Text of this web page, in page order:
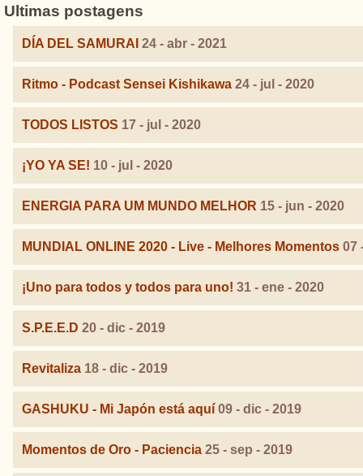
Ultimas postagens
DÍA DEL SAMURAI 24 - abr - 2021
Ritmo - Podcast Sensei Kishikawa 24 - jul - 2020
TODOS LISTOS 17 - jul - 2020
¡YO YA SE! 10 - jul - 2020
ENERGIA PARA UM MUNDO MELHOR 15 - jun - 2020
MUNDIAL ONLINE 2020 - Live - Melhores Momentos 07
¡Uno para todos y todos para uno! 31 - ene - 2020
S.P.E.E.D 20 - dic - 2019
Revitaliza 18 - dic - 2019
GASHUKU - Mi Japón está aquí 09 - dic - 2019
Momentos de Oro - Paciencia 25 - sep - 2019